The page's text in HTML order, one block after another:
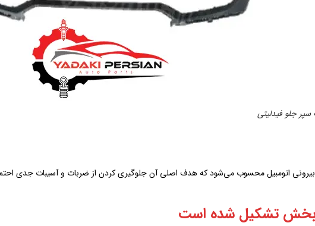
جلو فیدلیتی
اتومبیل محسوب می‌شود که هدف اصلی آن جلوگیری کردن از ضربات و آسیبات جدی
بخش تشکیل شده است